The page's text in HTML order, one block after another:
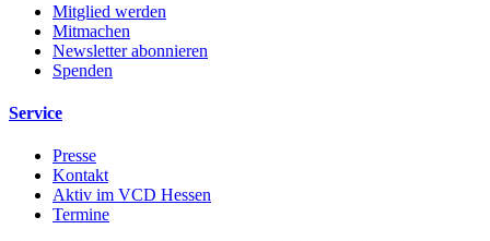
Mitglied werden
Mitmachen
Newsletter abonnieren
Spenden
Service
Presse
Kontakt
Aktiv im VCD Hessen
Termine